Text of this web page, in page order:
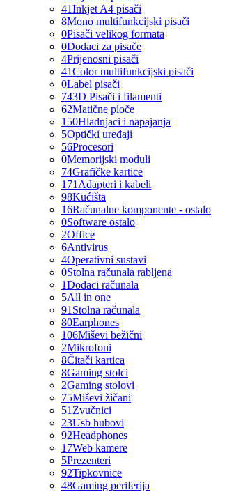
41Inkjet A4 pisači
8Mono multifunkcijski pisači
0Pisači velikog formata
0Dodaci za pisače
4Prijenosni pisači
41Color multifunkcijski pisači
0Label pisači
743D Pisači i filamenti
62Matične ploče
150Hladnjaci i napajanja
5Optički uređaji
56Procesori
0Memorijski moduli
74Grafičke kartice
171 Adapteri i kabeli
98Kućišta
16Računalne komponente - ostalo
0Software ostalo
2Office
6Antivirus
4Operativni sustavi
0Stolna računala rabljena
1Dodaci računala
5All in one
91 Stolna računala
80Earphones
106Miševi bežični
2Mikrofoni
8Čitači kartica
8Gaming stolci
2Gaming stolovi
75Miševi žičani
51 Zvučnici
23Usb hubovi
92Headphones
17Web kamere
5Prezenteri
92Tipkovnice
48Gaming periferija